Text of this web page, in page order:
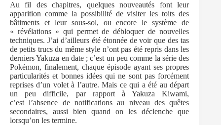
Au fil des chapitres, quelques nouveautés font leur
apparition comme la possibilité de visiter les toits des
bâtiments et leur sous-sol, ou encore le système de
« révélations » qui permet de débloquer de nouvelles
techniques. J’ai d’ailleurs été étonnée de voir que des tas
de petits trucs du même style n’ont pas été repris dans les
derniers Yakuza en date ; c’est un peu comme la série des
Pokémon, finalement, chaque épisode ayant ses propres
particularités et bonnes idées qui ne sont pas forcément
reprises d’un volet à l’autre. Mais ce qui a été au départ
un peu difficile, par rapport à Yakuza Kiwami,
c’est l’absence de notifications au niveau des quêtes
secondaires, aussi bien quand on les déclenche que
lorsqu’on les termine.